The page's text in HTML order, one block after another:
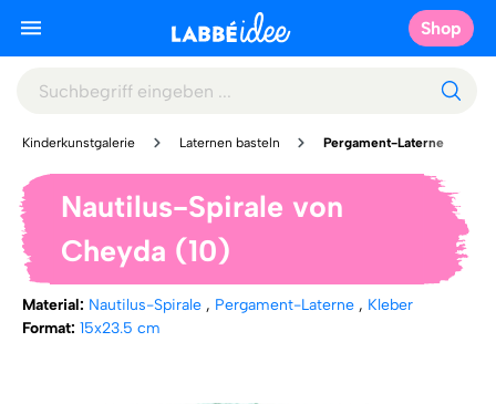
Shop
Kinderkunstgalerie Laternen basteln Pergament-Laterne
Nautilus-Spirale von
Cheyda (10)
Material: Nautilus-Spirale , Pergament-Laterne , Kleber
Format: 15x23.5 cm